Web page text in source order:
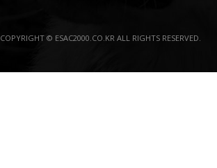
COPYRIGHT © ESAC2000.CO.KR ALL RIGHTS RESERVED.